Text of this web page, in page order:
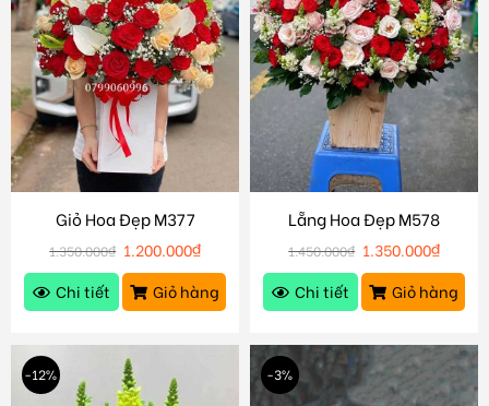
Giỏ Hoa Đẹp M377
1.350.000₫ 1.200.000₫
Chi tiết
Giỏ hàng
Lẵng Hoa Đẹp M578
1.450.000₫ 1.350.000₫
Chi tiết
Giỏ hàng
-12% -3%